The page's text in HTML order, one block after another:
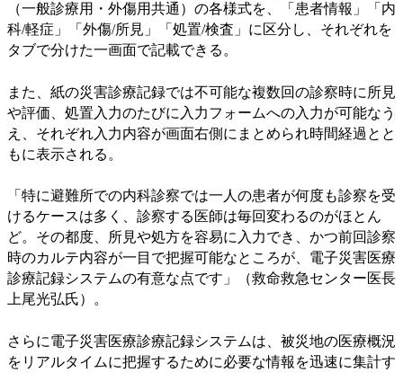
（一般診療用・外傷用共通）の各様式を、「患者情報」「内
科/軽症」「外傷/所見」「処置/検査」に区分し、それぞれを
タブで分けた一画面で記載できる。
また、紙の災害診療記録では不可能な複数回の診察時に所見
や評価、処置入力のたびに入力フォームへの入力が可能なう
え、それぞれ入力内容が画面右側にまとめられ時間経過とと
もに表示される。
「特に避難所での内科診察では一人の患者が何度も診察を受
けるケースは多く、診察する医師は毎回変わるのがほとん
ど。その都度、所見や処方を容易に入力でき、かつ前回診察
時のカルテ内容が一目で把握可能なところが、電子災害医療
診療記録システムの有意な点です」（救命救急センター医長
上尾光弘氏）。
さらに電子災害医療診療記録システムは、被災地の医療概況
をリアルタイムに把握するために必要な情報を迅速に集計す